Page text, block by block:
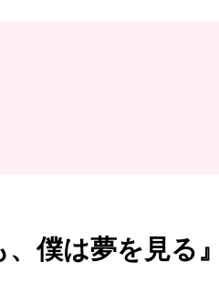
僕は夢を見る